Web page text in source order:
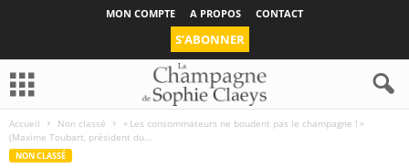
MON COMPTE A PROPOS CONTACT
S’ABONNER
Accueil Non classé
« Les consommateurs ne boudent pas le champagne ! »
(Maxime Toubart, président du...
NON CLASSÉ